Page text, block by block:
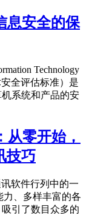
息安全的保
Technology
安全评估标准）是
系统和产品的安
从零开始，
技巧
软件行列中的一
力、多样丰富的各
引了数目众多的